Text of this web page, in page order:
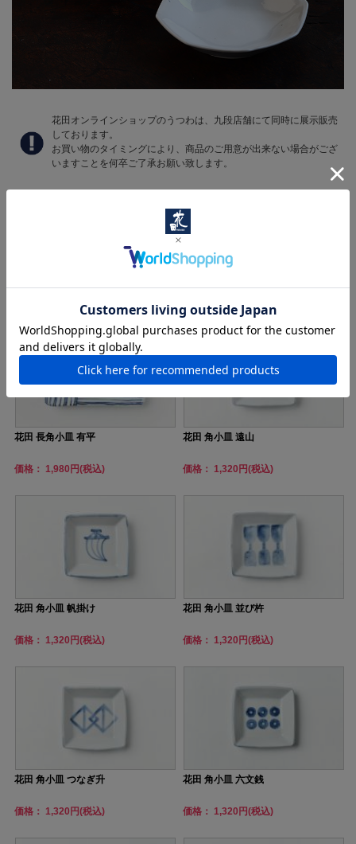
花田オンラインショップのうつわは、九段店舗にて同時に展示販売
しております。
お買い物のタイミングにより、商品のご用意が出来ない場合がござ
いますことを何卒ご了承お願い致します。
1 / 1ページ（全20件）
花田 長角小皿 有平
価格： 1,980円(税込)
花田 角小皿 遠山
価格： 1,320円(税込)
花田 角小皿 帆掛け
価格： 1,320円(税込)
花田 角小皿 並び杵
価格： 1,320円(税込)
花田 角小皿 つなぎ升
価格： 1,320円(税込)
花田 角小皿 六文銭
価格： 1,320円(税込)